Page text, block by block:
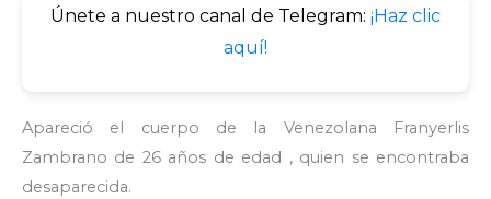
Únete a nuestro canal de Telegram: ¡Haz clic
aquí!
Apareció el cuerpo de la Venezolana Franyerlis
Zambrano de 26 años de edad , quien se encontraba
desaparecida.